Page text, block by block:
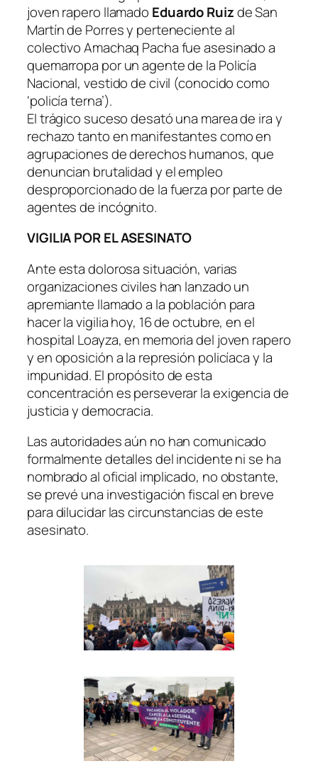
joven rapero llamado Eduardo Ruizde San
Martín de Porres y perteneciente al
colectivo Amachaq Pacha fue asesinado a
quemarropa por un agente de la Policía
Nacional, vestido de civil (conocido como
‘policía terna’).
El trágico suceso desató una marea de ira y
rechazo tanto en manifestantes como en
agrupaciones de derechos humanos, que
denuncian brutalidad y el empleo
desproporcionado de la fuerza por parte de
agentes de incógnito.
VIGILIA POR EL ASESINATO
Ante esta dolorosa situación, varias
organizaciones civiles han lanzado un
apremiante llamado a la población para
hacer la vigilia hoy, 16 de octubre, en el
hospital Loayza, en memoria del joven rapero
y en oposición a la represión policíaca y la
impunidad. El propósito de esta
concentración es perseverar la exigencia de
justicia y democracia.
Las autoridades aún no han comunicado
formalmente detalles del incidente ni se ha
nombrado al oficial implicado, no obstante,
se prevé una investigación fiscal en breve
para dilucidar las circunstancias de este
asesinato.